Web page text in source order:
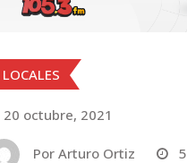
LOCALES
20 octubre, 2021
Por Arturo Ortiz